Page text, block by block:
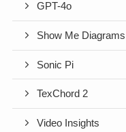
GPT-4o
Show Me Diagrams
Sonic Pi
TexChord 2
Video Insights